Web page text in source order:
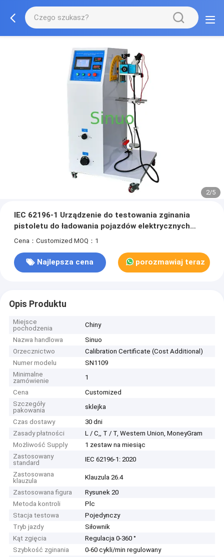
2/5
IEC 62196-1 Urządzenie do testowania zginania
pistoletu do ładowania pojazdów elektrycznych
Sterowanie PLC
Cena：Customized MOQ：1
Najlepsza cena porozmawiaj teraz
Opis Produktu
Miejsce
pochodzenia
Chiny
Nazwa handlowa
Sinuo
Orzecznictwo
Calibration Certificate (Cost Additional)
Numer modelu
SN1109
Minimalne
zamówienie
1
Cena
Customized
Szczegóły
pakowania
sklejka
Czas dostawy
30 dni
Zasady płatności
L / C,, T / T, Western Union, MoneyGram
Możliwość Supply
1 zestaw na miesiąc
Zastosowany
standard
IEC 62196-1: 2020
Zastosowana
klauzula
Klauzula 26.4
Zastosowana figura
Rysunek 20
Metoda kontroli
Plc
Stacja testowa
Pojedynczy
Tryb jazdy
Siłownik
Kąt zgięcia
Regulacja 0-360 °
Szybkość zginania
0-60 cykli/min regulowany